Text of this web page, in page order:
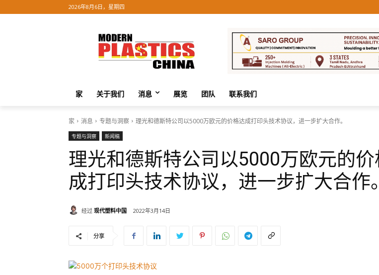
2026年8月6日，星期四
家 关于我们 消息 展览 团队 联系我们
家 消息 专题与洞察 理光和德斯特公司以5000万欧元的价格达成打印头技术协议，进一步扩大合作。
专题与洞察 新闻稿
理光和德斯特公司以5000万欧元的价
成打印头技术协议，进一步扩大合作。
经过 现代塑料中国 2022年3月14日
分享